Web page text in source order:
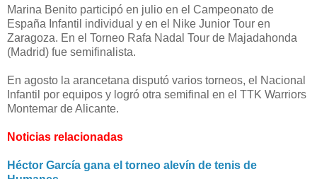
Marina Benito participó en julio en el Campeonato de
España Infantil individual y en el Nike Junior Tour en
Zaragoza. En el Torneo Rafa Nadal Tour de Majadahonda
(Madrid) fue semifinalista.
En agosto la arancetana disputó varios torneos, el Nacional
Infantil por equipos y logró otra semifinal en el TTK Warriors
Montemar de Alicante.
Noticias relacionadas
Héctor García gana el torneo alevín de tenis de